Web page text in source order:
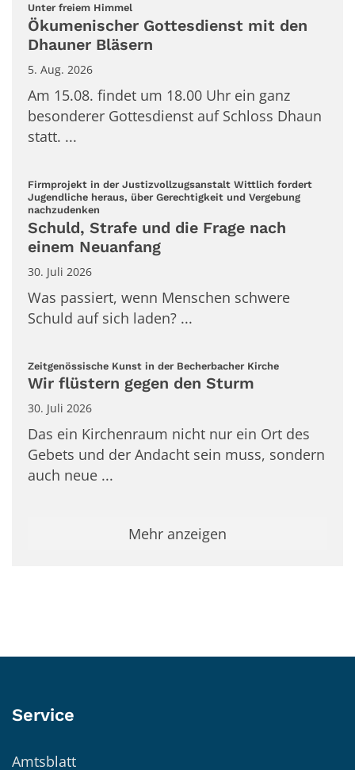
Unter freiem Himmel:
Ökumenischer Gottesdienst mit den
Dhauner Bläsern
5. Aug. 2026
Am 15.08. findet um 18.00 Uhr ein ganz
besonderer Gottesdienst auf Schloss Dhaun
statt. ...
Firmprojekt in der Justizvollzugsanstalt Wittlich fordert
Jugendliche heraus, über Gerechtigkeit und Vergebung
nachzudenken
Schuld, Strafe und die Frage nach
einem Neuanfang
30. Juli 2026
Was passiert, wenn Menschen schwere
Schuld auf sich laden? ...
Zeitgenössische Kunst in der Becherbacher Kirche:
Wir flüstern gegen den Sturm
30. Juli 2026
Das ein Kirchenraum nicht nur ein Ort des
Gebets und der Andacht sein muss, sondern
auch neue ...
Mehr anzeigen
Service
Amtsblatt